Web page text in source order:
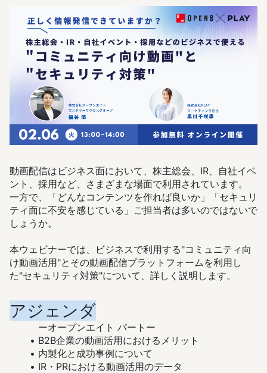
動画配信はビジネス面において、株主総会、IR、自社イベ
ント、採用など、さまざまな場面で利用されています。
一方で、「どんなコンテンツを作れば良いか」「セキュリ
ティ面に不安を感じている」ご担当者は多いのではないで
しょうか。
本ウェビナーでは、ビジネスで利用する"コミュニティ向
け動画活用"とその動画配信プラットフォームを利用し
た"セキュリティ対策"について、詳しく説明します。
アジェンダ
ーオープンエイト パートー
B2B企業の動画活用におけるメリット
内製化と成功事例について
IR・PRにおける動画活用のデータ